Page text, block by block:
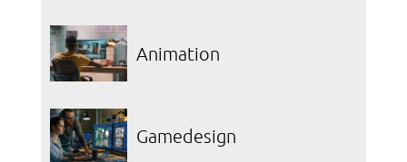
Animation
Gamedesign